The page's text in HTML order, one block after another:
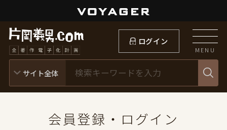
ログイン
MENU
会員登録・ログイン